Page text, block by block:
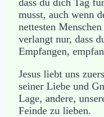
musst, auch wenn
nettesten
verlangt nur, dass
Empfangen,
Jesus liebt uns
seiner Liebe und
Lage, andere,
Feinde zu lieben.